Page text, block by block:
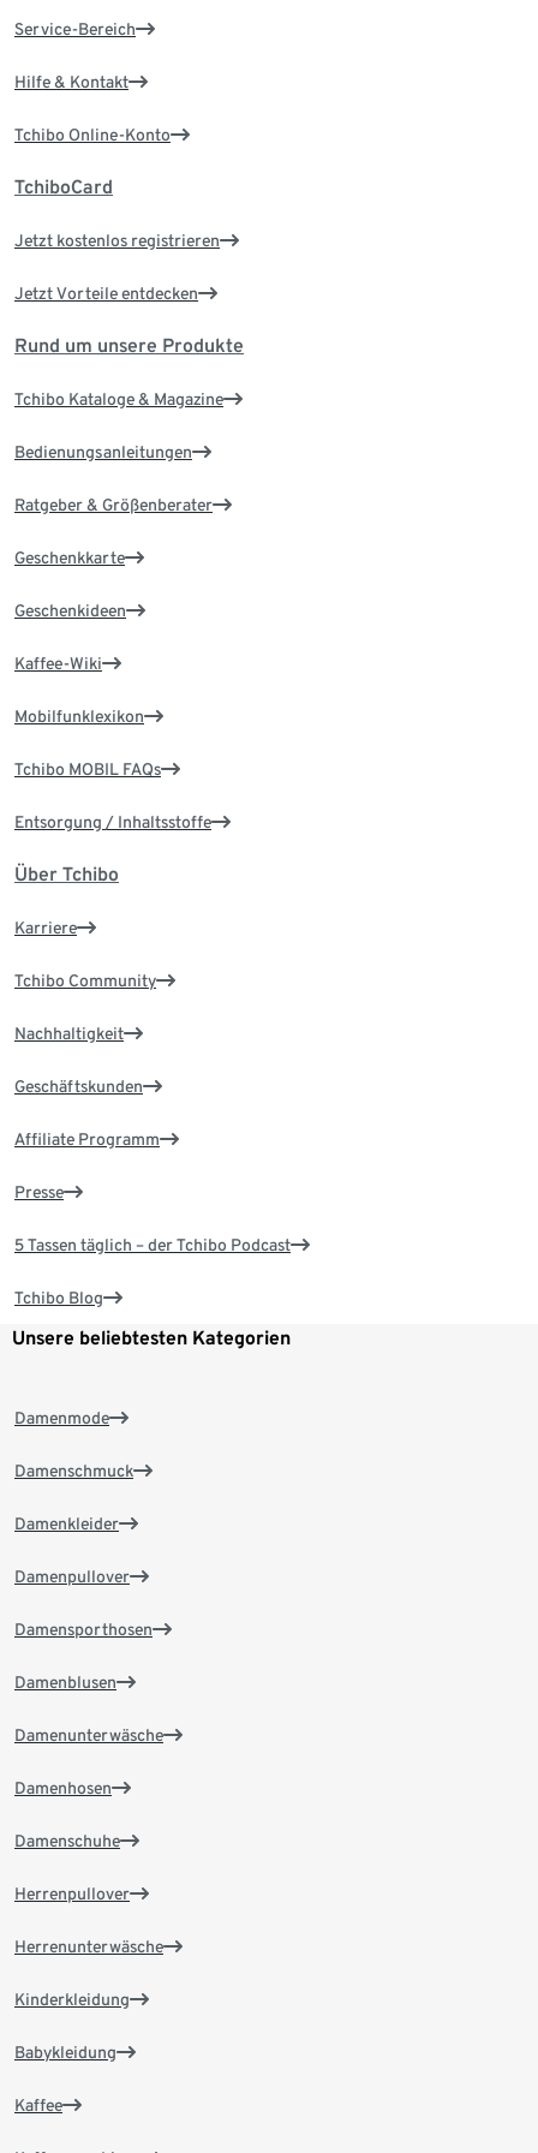
Service-Bereich
Hilfe & Kontakt
Tchibo Online-Konto
TchiboCard
Jetzt kostenlos registrieren
Jetzt Vorteile entdecken
Rund um unsere Produkte
Tchibo Kataloge & Magazine
Bedienungsanleitungen
Ratgeber & Größenberater
Geschenkkarte
Geschenkideen
Kaffee-Wiki
Mobilfunklexikon
Tchibo MOBIL FAQs
Entsorgung / Inhaltsstoffe
Über Tchibo
Karriere
Tchibo Community
Nachhaltigkeit
Geschäftskunden
Affiliate Programm
Presse
5 Tassen täglich – der Tchibo Podcast
Tchibo Blog
Unsere beliebtesten Kategorien
Damenmode
Damenschmuck
Damenkleider
Damenpullover
Damensporthosen
Damenblusen
Damenunterwäsche
Damenhosen
Damenschuhe
Herrenpullover
Herrenunterwäsche
Kinderkleidung
Babykleidung
Kaffee